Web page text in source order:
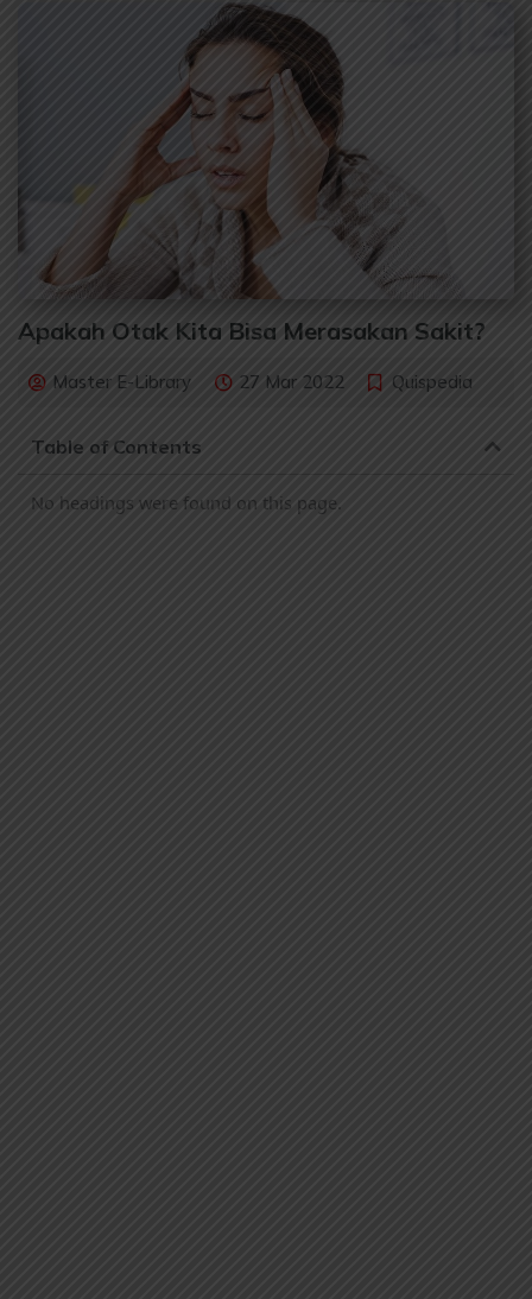
Apakah Otak Kita Bisa Merasakan Sakit?
Master E-Library 27 Mar 2022 Quispedia
Table of Contents
No headings were found on this page.